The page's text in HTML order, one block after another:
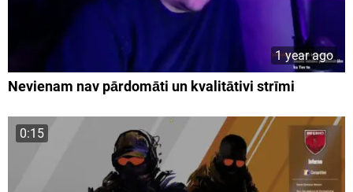
1 year ago
Nevienam nav pārdomāti un kvalitātivi strīmi
0:15